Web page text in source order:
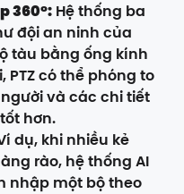
360°: Hệ thống ba
đội an ninh của
tàu bằng ống kính
PTZ có thể phóng to
và các chi tiết
hơn.
dụ, khi nhiều kẻ
rào, hệ thống AI
nhập một bộ theo